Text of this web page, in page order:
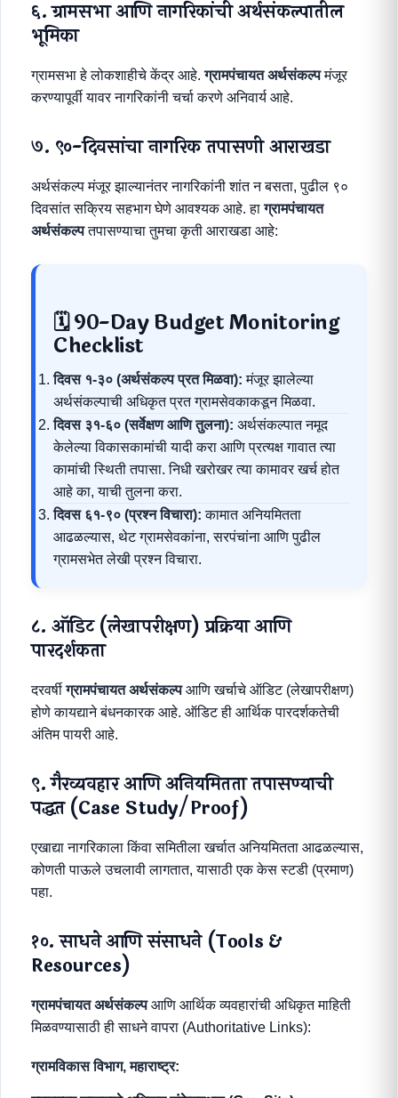
६. ग्रामसभा आणि नागरिकांची अर्थसंकल्पातील
भूमिका
ग्रामसभा हे लोकशाहीचे केंद्र आहे.ग्रामपंचायत अर्थसंकल्पमंजूर
करण्यापूर्वी यावर नागरिकांनी चर्चा करणे अनिवार्य आहे.
७. ९०-दिवसांचा नागरिक तपासणी आराखडा
अर्थसंकल्प मंजूर झाल्यानंतर नागरिकांनी शांत न बसता, पुढील ९०
दिवसांत सक्रिय सहभाग घेणे आवश्यक आहे. हाग्रामपंचायत
अर्थसंकल्पतपासण्याचा तुमचा कृती आराखडा आहे:
🗓️ 90-Day Budget Monitoring
Checklist
दिवस १-३० (अर्थसंकल्प प्रत मिळवा): मंजूर झालेल्या
अर्थसंकल्पाची अधिकृत प्रत ग्रामसेवकाकडून मिळवा.
दिवस ३१-६० (सर्वेक्षण आणि तुलना): अर्थसंकल्पात नमूद
केलेल्या विकासकामांची यादी करा आणि प्रत्यक्ष गावात त्या
कामांची स्थिती तपासा. निधी खरोखर त्या कामावर खर्च होत
आहे का, याची तुलना करा.
दिवस ६१-९० (प्रश्न विचारा): कामात अनियमितता
आढळल्यास, थेट ग्रामसेवकांना, सरपंचांना आणि पुढील
ग्रामसभेत लेखी प्रश्न विचारा.
८. ऑडिट (लेखापरीक्षण) प्रक्रिया आणि
पारदर्शकता
दरवर्षीग्रामपंचायत अर्थसंकल्पआणि खर्चाचे ऑडिट (लेखापरीक्षण)
होणे कायद्याने बंधनकारक आहे. ऑडिट ही आर्थिक पारदर्शकतेची
अंतिम पायरी आहे.
९. गैरव्यवहार आणि अनियमितता तपासण्याची
पद्धत (Case Study/Proof)
एखाद्या नागरिकाला किंवा समितीला खर्चात अनियमितता आढळल्यास,
कोणती पाऊले उचलावी लागतात, यासाठी एक केस स्टडी (प्रमाण)
पहा.
१०. साधने आणि संसाधने (Tools &
Resources)
ग्रामपंचायत अर्थसंकल्पआणि आर्थिक व्यवहारांची अधिकृत माहिती
मिळवण्यासाठी ही साधने वापरा (Authoritative Links):
ग्रामविकास विभाग, महाराष्ट्र: